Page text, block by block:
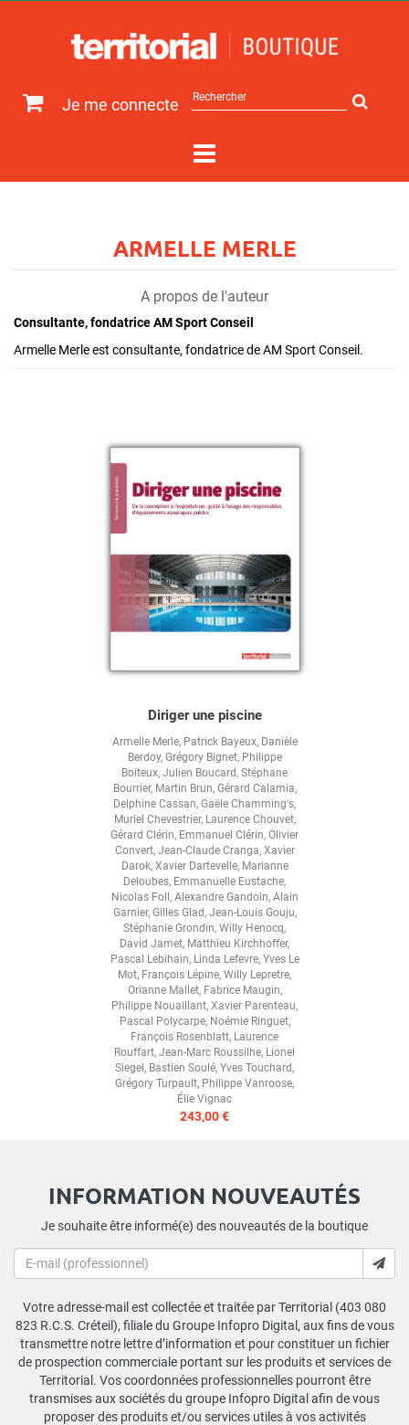
Je me connecte
sur
ARMELLE MERLE
A propos de l'auteur
Consultante, fondatrice AM Sport Conseil
Armelle Merle est consultante, fondatrice de AM Sport Conseil.
Diriger une piscine
Armelle Merle, Patrick Bayeux, Danièle
Berdoy, Grégory Bignet, Philippe
Boiteux, Julien Boucard, Stéphane
Bourrier, Martin Brun, Gérard Calamia,
Delphine Cassan, Gaële Chamming's,
Muriel Chevestrier, Laurence Chouvet,
Gérard Clérin, Emmanuel Clérin, Olivier
Convert, Jean-Claude Cranga, Xavier
Darok, Xavier Dartevelle, Marianne
Deloubes, Emmanuelle Eustache,
Nicolas Foll, Alexandre Gandoin, Alain
Garnier, Gilles Glad, Jean-Louis Gouju,
Stéphanie Grondin, Willy Henocq,
David Jamet, Matthieu Kirchhoffer,
Pascal Lebihain, Linda Lefevre, Yves Le
Mot, François Lépine, Willy Lepretre,
Orianne Mallet, Fabrice Maugin,
Philippe Nouaillant, Xavier Parenteau,
Pascal Polycarpe, Noémie Ringuet,
François Rosenblatt, Laurence
Rouffart, Jean-Marc Roussilhe, Lionel
Siegel, Bastien Soulé, Yves Touchard,
Grégory Turpault, Philippe Vanroose,
Élie Vignac
243,00 €
INFORMATION NOUVEAUTÉS
Je souhaite être informé(e) des nouveautés de la boutique
Votre adresse-mail est collectée et traitée par Territorial (403 080
823 R.C.S. Créteil), filiale du Groupe Infopro Digital, aux fins de vous
transmettre notre lettre d’information et pour constituer un fichier
de prospection commerciale portant sur les produits et services de
Territorial. Vos coordonnées professionnelles pourront être
transmises aux sociétés du groupe Infopro Digital afin de vous
proposer des produits et/ou services utiles à vos activités